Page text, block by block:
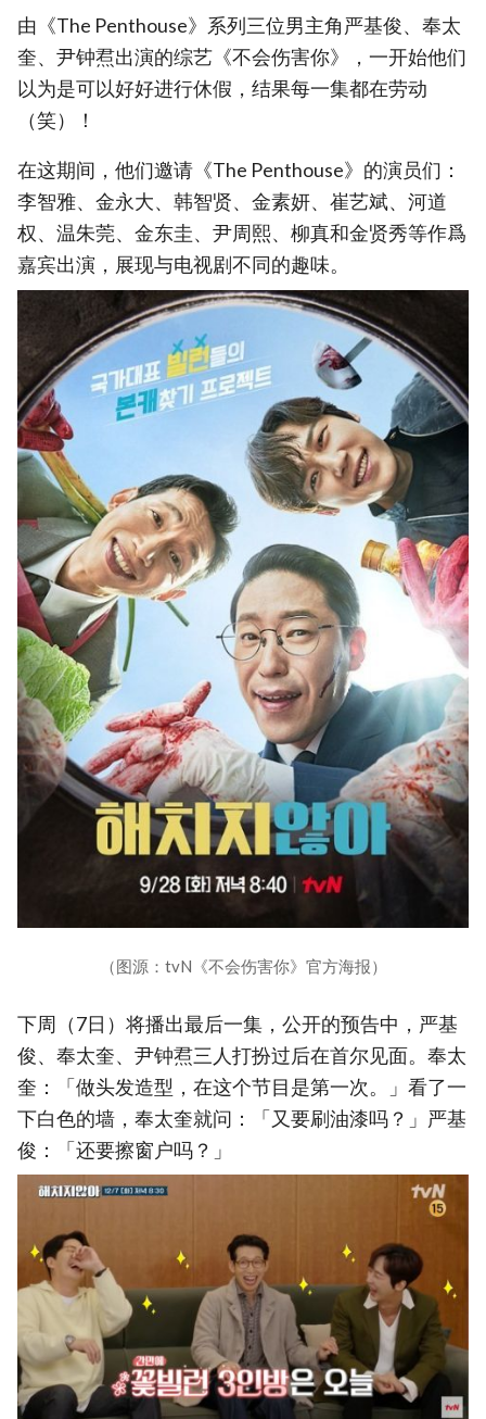
由《The Penthouse》系列三位男主角严基俊、奉太
奎、尹钟焄出演的综艺《不会伤害你》，一开始他们
以为是可以好好进行休假，结果每一集都在劳动
（笑）！
在这期间，他们邀请《The Penthouse》的演员们：
李智雅、金永大、韩智贤、金素妍、崔艺斌、河道
权、温朱莞、金东圭、尹周熙、柳真和金贤秀等作爲
嘉宾出演，展现与电视剧不同的趣味。
（图源：tvN《不会伤害你》官方海报）
下周（7日）将播出最后一集，公开的预告中，严基
俊、奉太奎、尹钟焄三人打扮过后在首尔见面。奉太
奎：「做头发造型，在这个节目是第一次。」看了一
下白色的墙，奉太奎就问：「又要刷油漆吗？」严基
俊：「还要擦窗户吗？」